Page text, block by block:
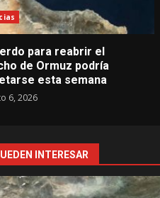
para reabrir el
de Ormuz podría
esta semana
6, 2026
INTERESAR